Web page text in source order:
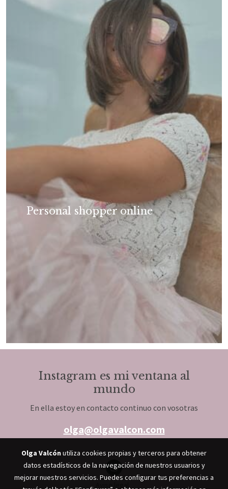
Personal shopper online
Instagram es mi ventana al
mundo
En ella estoy en contacto continuo con vosotras
olga@olgavalcon.com
Aviso legal
Olga Valcón utiliza cookies propias y terceros para obtener
datos estadísticos de la navegación de nuestros usuarios y
mejorar nuestros servicios. Puedes configurar tus preferencias a